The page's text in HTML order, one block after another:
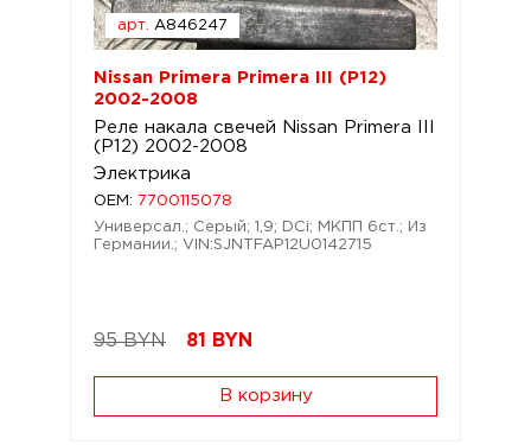
арт. A846247
Nissan Primera Primera III (P12)
2002-2008
Реле накала свечей Nissan Primera III
(P12) 2002-2008
Электрика
OEM:
7700115078
Универсал.; Серый; 1,9; DCi; МКПП 6ст.; Из
Германии.; VIN:SJNTFAP12U0142715
95 BYN 81 BYN
В корзину